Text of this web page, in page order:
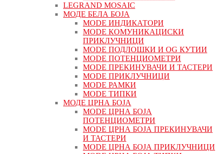
LEGRAND MOSAIC
МОДЕ БЕЛА БОЈА
MODE ИНДИКАТОРИ
MODE КОМУНИКАЦИСКИ
ПРИКЛУЧНИЦИ
MODE ПОДЛОШКИ И OG КУТИИ
MODE ПОТЕНЦИОМЕТРИ
MODE ПРEКИНУВАЧИ И ТАСТЕРИ
MODE ПРИКЛУЧНИЦИ
MODE РАМКИ
MODE ТИПКИ
МОДЕ ЦРНА БОЈА
MODE ЦРНА БОЈА
ПОТЕНЦИОМЕТРИ
MODE ЦРНА БОЈА ПРЕКИНУВАЧИ
И ТАСТЕРИ
MODE ЦРНА БОЈА ПРИКЛУЧНИЦИ